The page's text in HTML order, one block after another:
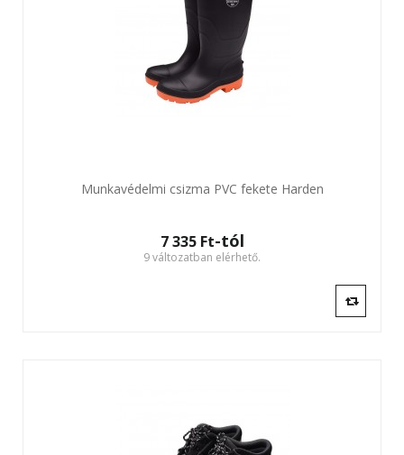
Munkavédelmi csizma PVC fekete Harden
7 335 Ft‎-tól
9 változatban elérhető.